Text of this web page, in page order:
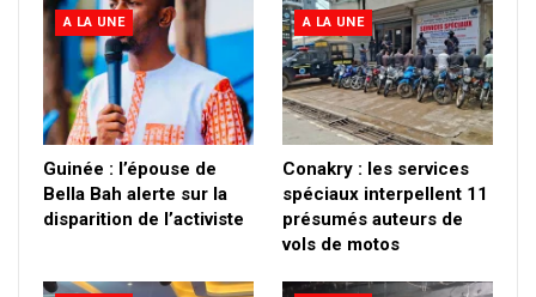
A LA UNE
Guinée : l’épouse de
Bella Bah alerte sur la
disparition de l’activiste
A LA UNE
Conakry : les services
spéciaux interpellent 11
présumés auteurs de
vols de motos